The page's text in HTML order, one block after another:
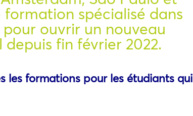
formation spécialisé dans
ouvrir un nouveau
fin février 2022.
les formations pour les étudiants qui